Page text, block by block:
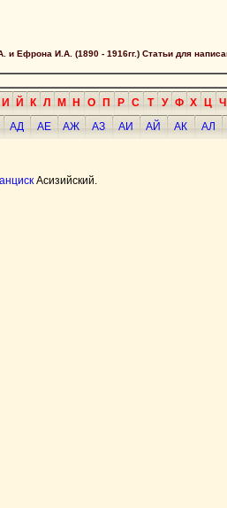
и Ефрона И.А. (1890 - 1916гг.) Статьи для
И Й К Л М Н О П Р С Т У Ф Х Ц Ч
АД АЕ АЖ АЗ АИ АЙ АК
АЛ
Асизийский.